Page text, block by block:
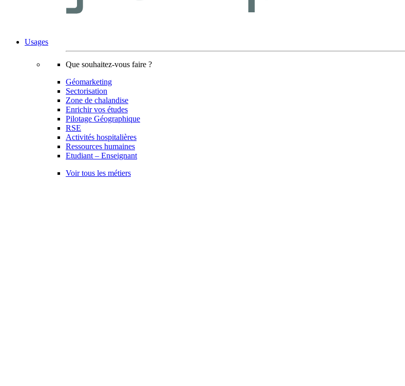
Usages
Que souhaitez-vous faire ?
Géomarketing
Sectorisation
Zone de chalandise
Enrichir vos études
Pilotage Géographique
RSE
Activités hospitalières
Ressources humaines
Etudiant – Enseignant
Voir tous les métiers